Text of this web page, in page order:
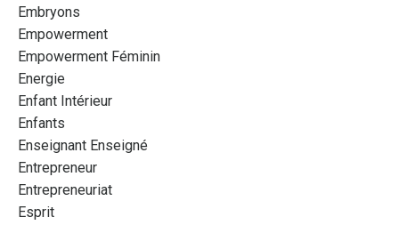
Embryons
Empowerment
Empowerment Féminin
Energie
Enfant Intérieur
Enfants
Enseignant Enseigné
Entrepreneur
Entrepreneuriat
Esprit